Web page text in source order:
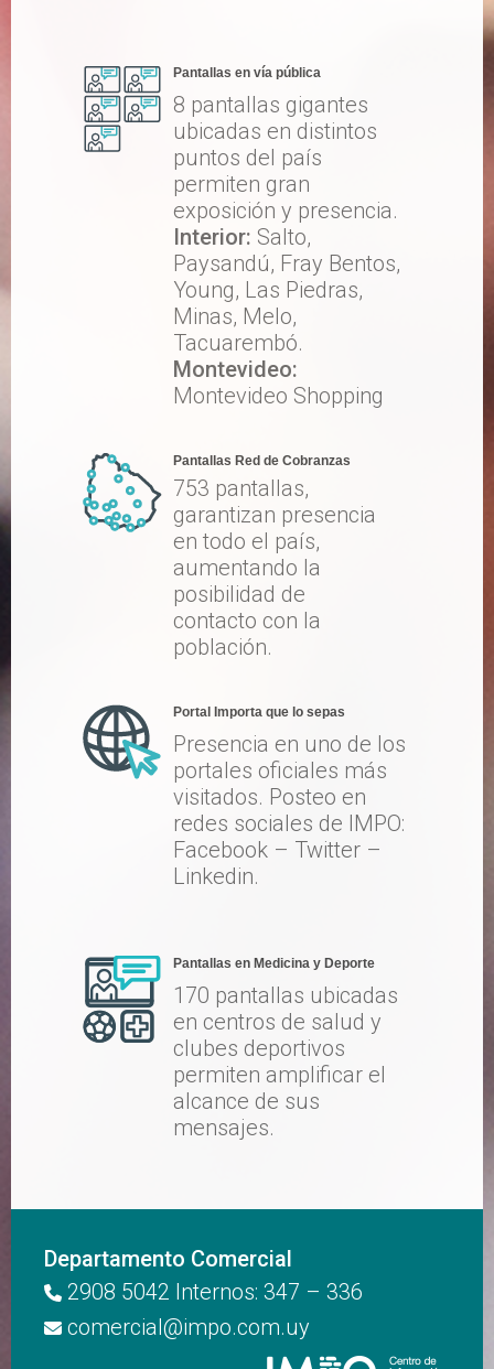
Pantallas en vía pública
8 pantallas gigantes
ubicadas en distintos
puntos del país
permiten gran
exposición y presencia.
Interior: Salto,
Paysandú, Fray Bentos,
Young, Las Piedras,
Minas, Melo,
Tacuarembó.
Montevideo:
Montevideo Shopping
Pantallas Red de Cobranzas
753 pantallas,
garantizan presencia
en todo el país,
aumentando la
posibilidad de
contacto con la
población.
Portal Importa que lo sepas
Presencia en uno de los
portales oficiales más
visitados. Posteo en
redes sociales de IMPO:
Facebook – Twitter –
Linkedin.
Pantallas en Medicina y Deporte
170 pantallas ubicadas
en centros de salud y
clubes deportivos
permiten amplificar el
alcance de sus
mensajes.
Departamento Comercial
2908 5042 Internos: 347 – 336
comercial@impo.com.uy